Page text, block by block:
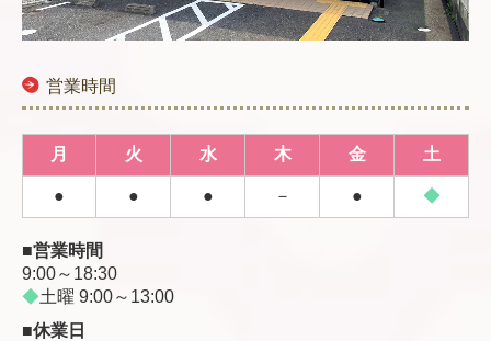
営業時間
月 火 水 木 金 土
● ● ● － ● ◆
■営業時間
9:00～18:30
◆土曜 9:00～13:00
■休業日